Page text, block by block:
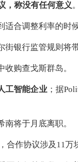
，称没有任何意义。
合调整利率的时候
银行监管规则将
购查戈斯群岛。
工智能企业；据
将于月底离职。
合作协议涉及11万